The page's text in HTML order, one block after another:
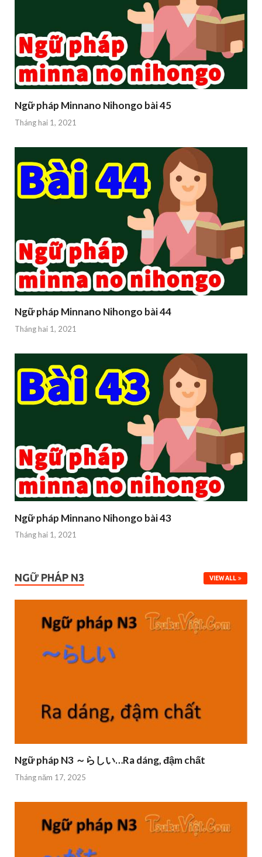
Ngữ pháp Minnano Nihongo bài 45
Tháng hai 1, 2021
Ngữ pháp Minnano Nihongo bài 44
Tháng hai 1, 2021
Ngữ pháp Minnano Nihongo bài 43
Tháng hai 1, 2021
NGỮ PHÁP N3 VIEW ALL
Ngữ pháp N3 ～らしい…Ra dáng, đậm chất
Tháng năm 17, 2025